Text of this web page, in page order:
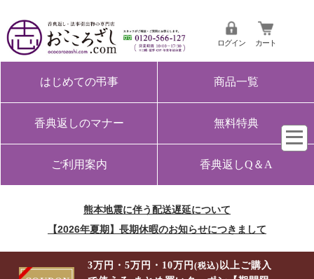
ログイン カート
はじめての弔事 商品一覧
香典返しのマナー 無料特典
ご利用案内 香典返しQ＆A
熊本地震に伴う配送遅延について
【2026年夏期】長期休暇のお知らせにつきまして
3万円・5万円・10万円(税込) 以上ご購入